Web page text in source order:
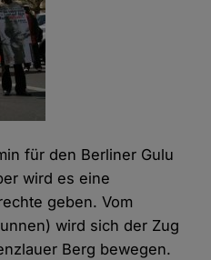
für den Berliner Gulu
wird es eine
geben. Vom
wird sich der Zug
Berg bewegen.